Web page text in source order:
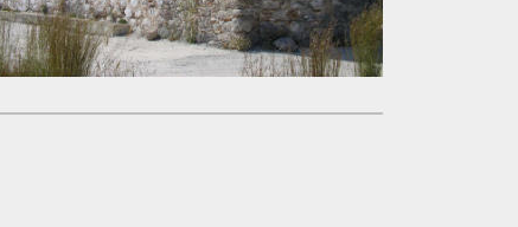
Église de la Sainte-Trinité / της Αγίας Τριάδας,